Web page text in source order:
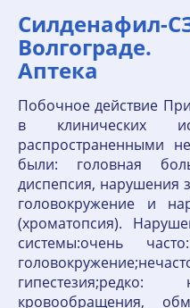
Аптека
Побочное действие
в клинических
распространенными
были: головная
диспепсия, нарушения
головокружение и
(хроматопсия).
системы:очень
кровообращения,